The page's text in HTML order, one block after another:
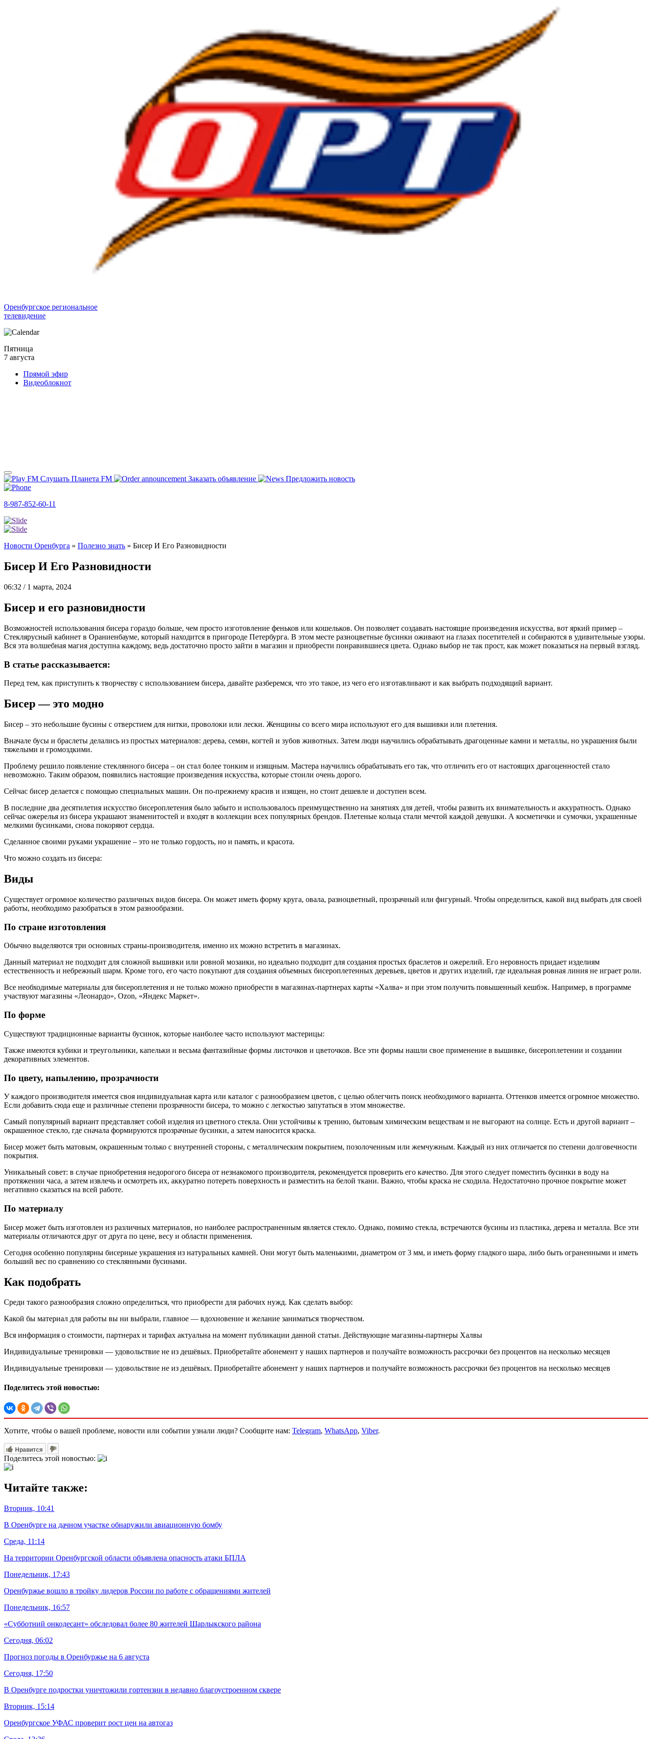
Оренбургское региональное
телевидение
Пятница
7 августа
Прямой эфир
Видеоблокнот
Слушать Планета FM Заказать объявление Предложить новость
8-987-852-60-11
Новости Оренбурга » Полезно знать » Бисер И Его Разновидности
Бисер И Его Разновидности
06:32 / 1 марта, 2024
Бисер и его разновидности
Возможностей использования бисера гораздо больше, чем просто изготовление феньков или кошельков. Он позволяет создавать настоящие произведения искусства, вот яркий пример –
Стеклярусный кабинет в Ораниенбауме, который находится в пригороде Петербурга. В этом месте разноцветные бусинки оживают на глазах посетителей и собираются в удивительные узоры.
Вся эта волшебная магия доступна каждому, ведь достаточно просто зайти в магазин и приобрести понравившиеся цвета. Однако выбор не так прост, как может показаться на первый взгляд.
В статье рассказывается:
Перед тем, как приступить к творчеству с использованием бисера, давайте разберемся, что это такое, из чего его изготавливают и как выбрать подходящий вариант.
Бисер — это модно
Бисер – это небольшие бусины с отверстием для нитки, проволоки или лески. Женщины со всего мира используют его для вышивки или плетения.
Вначале бусы и браслеты делались из простых материалов: дерева, семян, когтей и зубов животных. Затем люди научились обрабатывать драгоценные камни и металлы, но украшения были
тяжелыми и громоздкими.
Проблему решило появление стеклянного бисера – он стал более тонким и изящным. Мастера научились обрабатывать его так, что отличить его от настоящих драгоценностей стало
невозможно. Таким образом, появились настоящие произведения искусства, которые стоили очень дорого.
Сейчас бисер делается с помощью специальных машин. Он по-прежнему красив и изящен, но стоит дешевле и доступен всем.
В последние два десятилетия искусство бисероплетения было забыто и использовалось преимущественно на занятиях для детей, чтобы развить их внимательность и аккуратность. Однако
сейчас ожерелья из бисера украшают знаменитостей и входят в коллекции всех популярных брендов. Плетеные кольца стали мечтой каждой девушки. А косметички и сумочки, украшенные
мелкими бусинками, снова покоряют сердца.
Сделанное своими руками украшение – это не только гордость, но и память, и красота.
Что можно создать из бисера:
Виды
Существует огромное количество различных видов бисера. Он может иметь форму круга, овала, разноцветный, прозрачный или фигурный. Чтобы определиться, какой вид выбрать для своей
работы, необходимо разобраться в этом разнообразии.
По стране изготовления
Обычно выделяются три основных страны-производителя, именно их можно встретить в магазинах.
Данный материал не подходит для сложной вышивки или ровной мозаики, но идеально подходит для создания простых браслетов и ожерелий. Его неровность придает изделиям
естественность и небрежный шарм. Кроме того, его часто покупают для создания объемных бисероплетенных деревьев, цветов и других изделий, где идеальная ровная линия не играет роли.
Все необходимые материалы для бисероплетения и не только можно приобрести в магазинах-партнерах карты «Халва» и при этом получить повышенный кешбэк. Например, в программе
участвуют магазины «Леонардо», Ozon, «Яндекс Маркет».
По форме
Существуют традиционные варианты бусинок, которые наиболее часто используют мастерицы:
Также имеются кубики и треугольники, капельки и весьма фантазийные формы листочков и цветочков. Все эти формы нашли свое применение в вышивке, бисероплетении и создании
декоративных элементов.
По цвету, напылению, прозрачности
У каждого производителя имеется своя индивидуальная карта или каталог с разнообразием цветов, с целью облегчить поиск необходимого варианта. Оттенков имеется огромное множество.
Если добавить сюда еще и различные степени прозрачности бисера, то можно с легкостью запутаться в этом множестве.
Самый популярный вариант представляет собой изделия из цветного стекла. Они устойчивы к трению, бытовым химическим веществам и не выгорают на солнце. Есть и другой вариант –
окрашенное стекло, где сначала формируются прозрачные бусинки, а затем наносится краска.
Бисер может быть матовым, окрашенным только с внутренней стороны, с металлическим покрытием, позолоченным или жемчужным. Каждый из них отличается по степени долговечности
покрытия.
Уникальный совет: в случае приобретения недорогого бисера от незнакомого производителя, рекомендуется проверить его качество. Для этого следует поместить бусинки в воду на
протяжении часа, а затем извлечь и осмотреть их, аккуратно потереть поверхность и разместить на белой ткани. Важно, чтобы краска не сходила. Недостаточно прочное покрытие может
негативно сказаться на всей работе.
По материалу
Бисер может быть изготовлен из различных материалов, но наиболее распространенным является стекло. Однако, помимо стекла, встречаются бусины из пластика, дерева и металла. Все эти
материалы отличаются друг от друга по цене, весу и области применения.
Сегодня особенно популярны бисерные украшения из натуральных камней. Они могут быть маленькими, диаметром от 3 мм, и иметь форму гладкого шара, либо быть ограненными и иметь
больший вес по сравнению со стеклянными бусинами.
Как подобрать
Среди такого разнообразия сложно определиться, что приобрести для рабочих нужд. Как сделать выбор:
Какой бы материал для работы вы ни выбрали, главное — вдохновение и желание заниматься творчеством.
Вся информация о стоимости, партнерах и тарифах актуальна на момент публикации данной статьи. Действующие магазины-партнеры Халвы
Индивидуальные тренировки — удовольствие не из дешёвых. Приобретайте абонемент у наших партнеров и получайте возможность рассрочки без процентов на несколько месяцев
Индивидуальные тренировки — удовольствие не из дешёвых. Приобретайте абонемент у наших партнеров и получайте возможность рассрочки без процентов на несколько месяцев
Поделитесь этой новостью:
Хотите, чтобы о вашей проблеме, новости или событии узнали люди? Сообщите нам: Telegram, WhatsApp, Viber.
Нравится
Поделитесь этой новостью:
Читайте также:
Вторник, 10:41
В Оренбурге на дачном участке обнаружили авиационную бомбу
Среда, 11:14
На территории Оренбургской области объявлена опасность атаки БПЛА
Понедельник, 17:43
Оренбуржье вошло в тройку лидеров России по работе с обращениями жителей
Понедельник, 16:57
«Субботний онкодесант» обследовал более 80 жителей Шарлыкского района
Сегодня, 06:02
Прогноз погоды в Оренбуржье на 6 августа
Сегодня, 17:50
В Оренбурге подростки уничтожили гортензии в недавно благоустроенном сквере
Вторник, 15:14
Оренбургское УФАС проверит рост цен на автогаз